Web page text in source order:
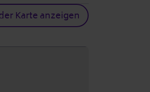
Karte anzeigen